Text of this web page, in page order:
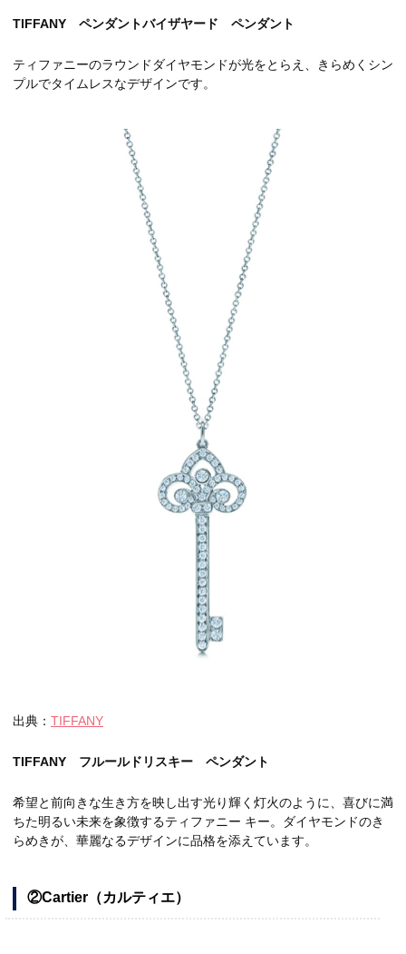
TIFFANY ペンダントバイザヤード ペンダント
ティファニーのラウンドダイヤモンドが光をとらえ、きらめくシン
プルでタイムレスなデザインです。
出典： TIFFANY
TIFFANY フルールドリスキー ペンダント
希望と前向きな生き方を映し出す光り輝く灯火のように、喜びに満
ちた明るい未来を象徴するティファニー キー。ダイヤモンドのき
らめきが、華麗なるデザインに品格を添えています。
②Cartier（カルティエ）